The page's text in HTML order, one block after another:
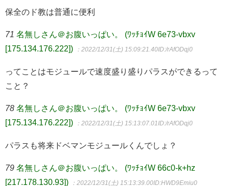
保全のド教は普通に便利
71 名無しさん＠お腹いっぱい。 (ﾜｯﾁｮｲW 6e73-vbxv
[175.134.176.222])
：2022/12/31(土) 15:09:21.40ID:/rAfODqj0
ってことはモジュールで速度盛り盛りパラスができるって
こと？
78 名無しさん＠お腹いっぱい。 (ﾜｯﾁｮｲW 6e73-vbxv
[175.134.176.222])
：2022/12/31(土) 15:13:07.01ID:/rAfODqj0
パラスも将来ドベマンモジュールくんでしょ？
79 名無しさん＠お腹いっぱい。 (ﾜｯﾁｮｲW 66c0-k+hz
[217.178.130.93])
：2022/12/31(土) 15:13:39.00ID:HWD9Emiu0